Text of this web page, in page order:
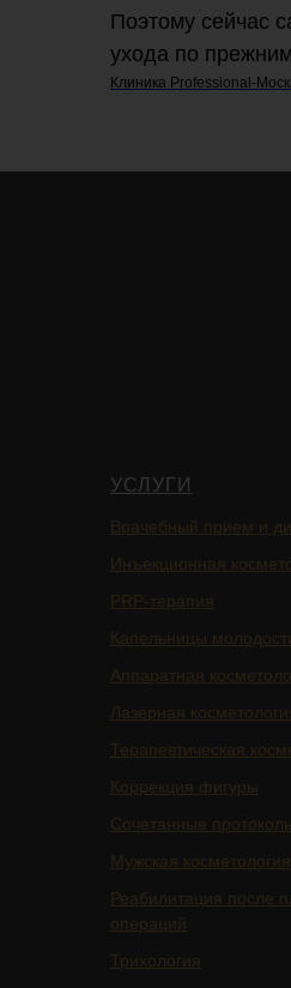
Поэтому сейчас
ухода по
Клиника Professional-
УСЛУГИ
Врачебный прием и
Инъекционная
PRP-терапия
Капельницы
Аппаратная
Лазерная
Терапевтическая
Коррекция фигуры
Сочетанные
Мужская косметология
Реабилитация после
операций
Трихология